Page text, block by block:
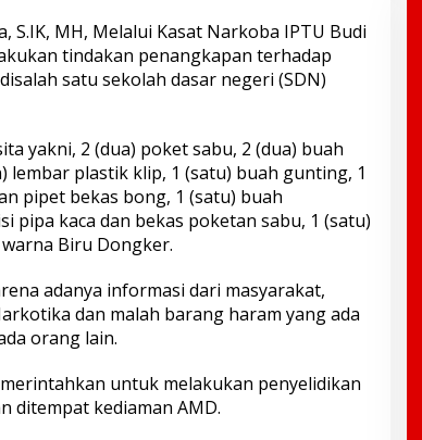
S.IK, MH, Melalui Kasat Narkoba IPTU Budi
tindakan penangkapan terhadap
satu sekolah dasar negeri (SDN)
yakni, 2 (dua) poket sabu, 2 (dua) buah
lembar plastik klip, 1 (satu) buah gunting, 1
pipet bekas bong, 1 (satu) buah
pipa kaca dan bekas poketan sabu, 1 (satu)
Biru Dongker.
adanya informasi dari masyarakat,
dan malah barang haram yang ada
orang lain.
untuk melakukan penyelidikan
ditempat kediaman AMD.